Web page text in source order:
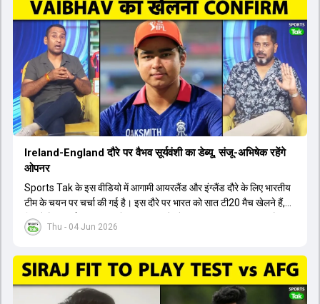
तरफ, आईपीएल में इम्पैक्ट प्लेयर के तौर पर खेलने वाले रोहित शर्मा को भी अभी तक
मेडिकल क्लीयरेंस नहीं मिली है। शनिवार को मुंबई में होने वाली चयन समिति की
बैठक में यह देखना अहम होगा कि क्या चयनकर्ता विराट कोहली को फिटनेस की शर्त
पर टीम में शामिल करते हैं या नहीं।
Thu - 04 Jun 2026
Ireland-England दौरे पर वैभव सूर्यवंशी का डेब्यू, संजू-अभिषेक रहेंगे
ओपनर
Sports Tak के इस वीडियो में आगामी आयरलैंड और इंग्लैंड दौरे के लिए भारतीय
टीम के चयन पर चर्चा की गई है। इस दौरे पर भारत को सात टी20 मैच खेलने हैं,
जिसमें वैभव सूर्यवंशी का टीम में चुना जाना और डेब्यू करना तय माना जा रहा है।
हालांकि, अभिषेक शर्मा और संजू सैमसन ही टीम के फर्स्ट चॉइस ओपनर बने रहेंगे,
नंबर तीन और श्रेयस अय्यर नंबर चार पर खेलेंगे। वहीं, रजत पाटीदार फिलहाल
टी20 टीम की योजना से बाहर हैं, लेकिन वह टेस्ट क्रिकेट में वापसी कर सकते हैं।